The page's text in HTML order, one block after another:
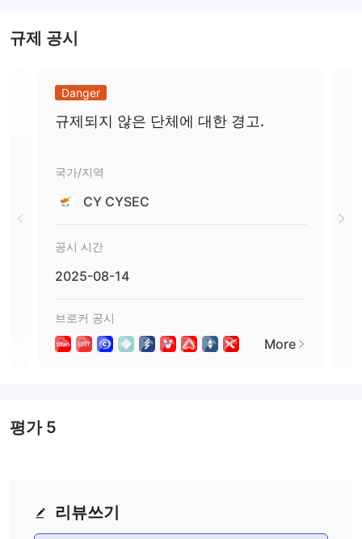
금을 조달하려면 최소 $350의 예치금이 필요합니다. 표준 계정에는
사용 가능한 거래 플랫폼
Titan Trades 바이너리 옵션 플랫폼을 통해 거래자는 바이너리 옵션
을 24/7 거래할 수 있습니다. 거래자가 "돈 안에" 있거나 돈 밖에 있
60초 거래 플랫폼은 거래자에게 끊임없이 변화하는 자산 가격에서
빠르게 이익을 얻을 수 있는 기회를 제공합니다. 이 플랫폼은 단 1분
만에 만료되는 무제한 거래를 제공합니다. 트레이더는 자산을 선택
소 거래 금액은 $5.00입니다.
입금 방법에는 신용 카드, 직불 카드 및 Neteller와 같은 전자 지갑이
포함됩니다. 신용 카드로 예치된 모든 자금의 인출은 원래 신용 카드
고객 지원
교육 자료
규제 공시
Danger
규제되지 않은 단체에 대한 경고.
국가/지역
CY CYSEC
공시 시간
2025-08-14
브로커 공시
More
리뷰쓰기
평가5